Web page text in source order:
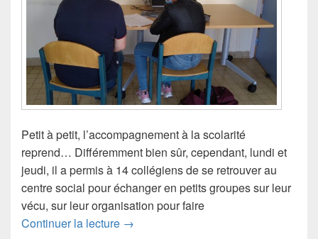
Petit à petit, l’accompagnement à la scolarité
reprend… Différemment bien sûr, cependant, lundi et
jeudi, il a permis à 14 collégiens de se retrouver au
centre social pour échanger en petits groupes sur leur
vécu, sur leur organisation pour faire
Continuer la lecture Retour sur l’accompagnement scolaire
→